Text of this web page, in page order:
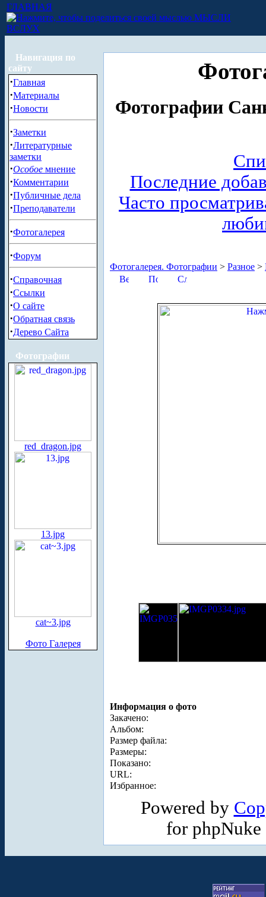
ГЛАВНАЯ
МЫСЛИ
ВСЛУХ
Навигация по
сайту
·Главная
·Материалы
·Новости
·Заметки
·Литературные
заметки
·Особое мнение
·Комментарии
·Публичные дела
·Преподаватели
·Фотогалерея
·Форум
·Справочная
·Ссылки
·О сайте
·Обратная связь
·Дерево Сайта
Фотографии
red_dragon.jpg
13.jpg
cat~3.jpg
Фото Галерея
Фотографии
Последние
Часто
Фотогалерея. Фотографии > Разное >
Информация о фото
Закачено:
Альбом:
Размер файла:
Размеры:
Показано:
URL:
Избранное:
Powered by
for